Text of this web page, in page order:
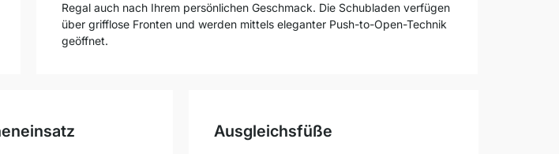
Regal auch nach Ihrem persönlichen Geschmack. Die Schubladen verfügen
über grifflose Fronten und werden mittels eleganter Push-to-Open-Technik
geöffnet.
Ausgleichsfüße